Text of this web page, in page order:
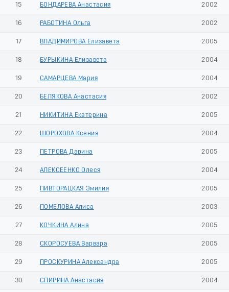
15 БОНДАРЕВА Анастасия 2002
16 РАБОТИНА Ольга 2002
17 ВЛАДИМИРОВА Елизавета 2005
18 БУРЫКИНА Елизавета 2004
19 САМАРЦЕВА Мария 2004
20 БЕЛЯКОВА Анастасия 2002
21 НИКИТИНА Екатерина 2005
22 ШОРОХОВА Ксения 2004
23 ПЕТРОВА Дарина 2005
24 АЛЕКСЕЕНКО Олеся 2004
25 ПИВТОРАЦКАЯ Эмилия 2005
26 ПОМЕЛОВА Алиса 2003
27 КОЧКИНА Алина 2005
28 СКОРОСУЕВА Варвара 2005
29 ПРОСКУРИНА Александра 2005
30 СПИРИНА Анастасия 2004